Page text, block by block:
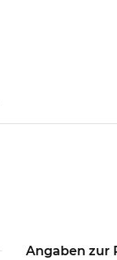
Angaben zur